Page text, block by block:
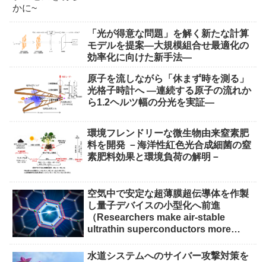
「光が得意な問題」を解く新たな計算
モデルを提案―大規模組合せ最適化の
効率化に向けた新手法―
原子を流しながら「休まず時を測る」
光格子時計へ ―連続する原子の流れか
ら1.2ヘルツ幅の分光を実証―
環境フレンドリーな微生物由来窒素肥
料を開発 －海洋性紅色光合成細菌の窒
素肥料効果と環境負荷の解明－
空気中で安定な超薄膜超伝導体を作製
し量子デバイスの小型化へ前進
（Researchers make air-stable
ultrathin superconductors more
水道システムへのサイバー攻撃対策を